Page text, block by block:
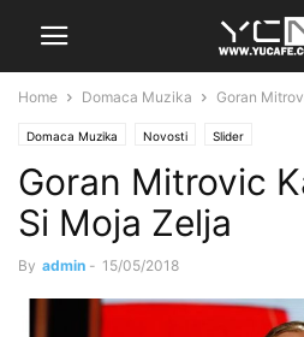
Home Domaca Muzika Goran
Domaca Muzika Novosti Slider
Goran Mitrovic
Si Moja Zelja
By admin - 15/05/2018